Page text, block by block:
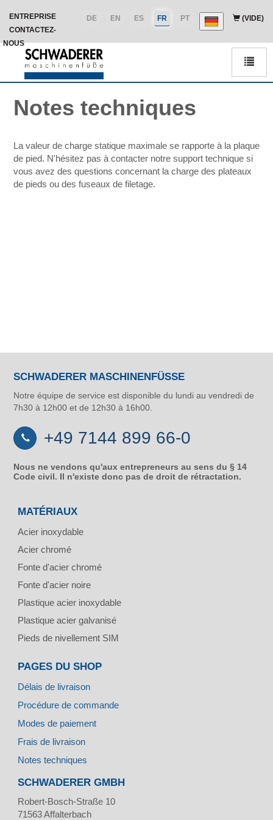
(VIDE)
ENTREPRISE PT
FR
ES
EN
DE
CONTACTEZ-
NOUS
Notes techniques
La valeur de charge statique maximale se rapporte à la plaque
de pied. N'hésitez pas à contacter notre support technique si
vous avez des questions concernant la charge des plateaux
de pieds ou des fuseaux de filetage.
SCHWADERER MASCHINENFÜSSE
Notre équipe de service est disponible du lundi au vendredi de
7h30 à 12h00 et de 12h30 à 16h00.
+49 7144 899 66-0
Nous ne vendons qu'aux entrepreneurs au sens du § 14
Code civil. Il n'existe donc pas de droit de rétractation.
MATÉRIAUX
Acier inoxydable
Acier chromé
Fonte d'acier chromé
Fonte d'acier noire
Plastique acier inoxydable
Plastique acier galvanisé
Pieds de nivellement SIM
PAGES DU SHOP
Délais de livraison
Procédure de commande
Modes de paiement
Frais de livraison
Notes techniques
SCHWADERER GMBH
Robert-Bosch-Straße 10
71563Affalterbach